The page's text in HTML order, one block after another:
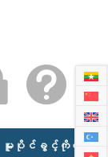

| မူပိုင်ခွင့်ကိုလက်